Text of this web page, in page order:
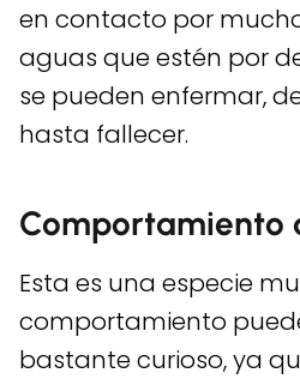
en contacto por
aguas que estén por
se pueden enfermar,
hasta fallecer.
Comportamiento
Esta es una especie
comportamiento
bastante curioso, ya